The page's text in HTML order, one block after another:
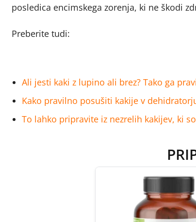
posledica encimskega zorenja, ki ne škodi
Preberite tudi:
Ali jesti kaki z lupino ali brez? Tako ga
Kako pravilno posušiti kakije v
To lahko pripravite iz nezrelih kakijev, ki